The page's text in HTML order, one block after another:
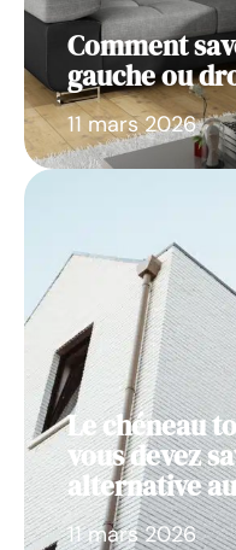
Comment
gauche ou
11 mars 2026
Le chéneau
vous devez
alternative
11 mars 2026